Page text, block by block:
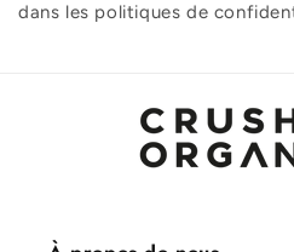
dans les politiques de